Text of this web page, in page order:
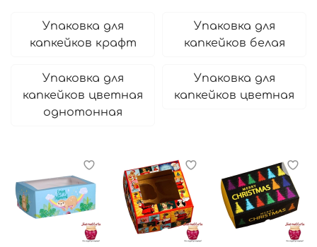
Упаковка для
капкейков крафт
Упаковка для
капкейков белая
Упаковка для
капкейков цветная
однотонная
Упаковка для
капкейков цветная